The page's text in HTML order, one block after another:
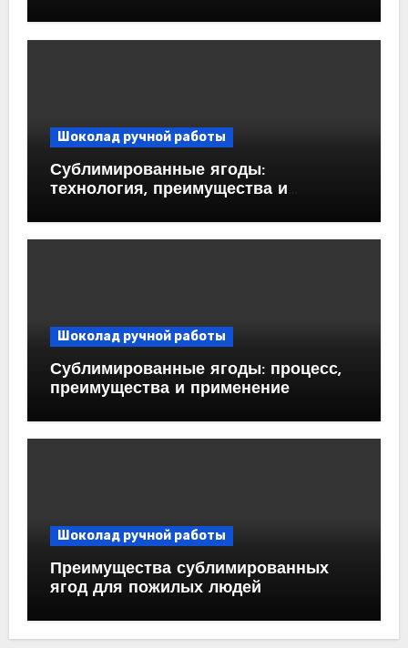
Шоколад ручной работы
Сублимированные ягоды:
технология, преимущества и
Шоколад ручной работы
Сублимированные ягоды: процесс,
преимущества и применение
Шоколад ручной работы
Преимущества сублимированных
ягод для пожилых людей